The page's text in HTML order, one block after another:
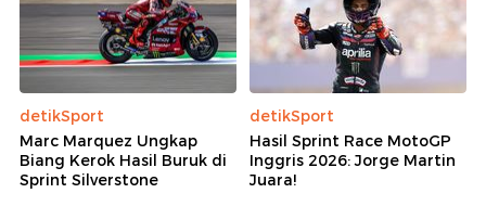
detikSport
Marc Marquez Ungkap
Biang Kerok Hasil Buruk di
Sprint Silverstone
detikSport
Hasil Sprint Race MotoGP
Inggris 2026: Jorge Martin
Juara!